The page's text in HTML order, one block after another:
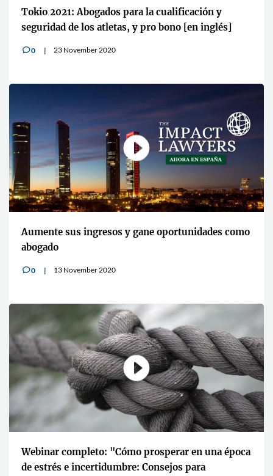
Tokio 2021: Abogados para la cualificación y
seguridad de los atletas, y pro bono [en inglés]
v0 23 November 2020
Aumente sus ingresos y gane oportunidades como
abogado
v0 13 November 2020
Webinar completo: "Cómo prosperar en una época
de estrés e incertidumbre: Consejos para